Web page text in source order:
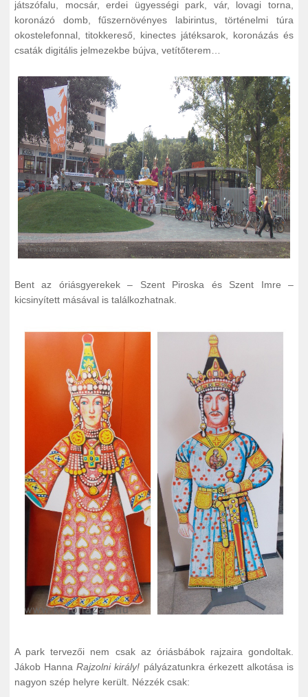
játszófalu, mocsár, erdei ügyességi park, vár, lovagi torna,
koronázó domb, fűszernövényes labirintus, történelmi túra
okostelefonnal, titokkereső, kinectes játéksarok, koronázás és
csaták digitális jelmezekbe bújva, vetítőterem…
Bent az óriásgyerekek – Szent Piroska és Szent Imre –
kicsinyített másával is találkozhatnak.
A park tervezői nem csak az óriásbábok rajzaira gondoltak.
Jákob HannaRajzolni király! pályázatunkra érkezett alkotása is
nagyon szép helyre került. Nézzék csak: